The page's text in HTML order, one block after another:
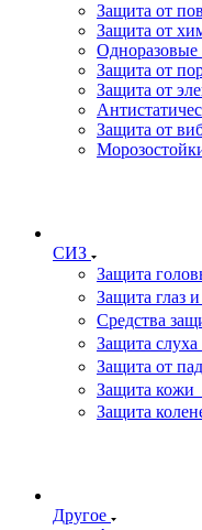
Защита от
Защита от
Одноразовые
Защита от
Защита от
Защита от
СИЗ
Защита
Защита глаз
Средства
Защита слуха
Защита от
Защита кожи
Защита
Другое